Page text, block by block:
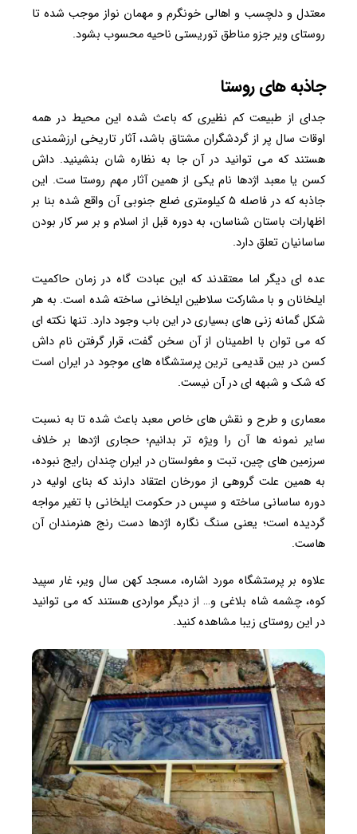
معتدل و دلچسب و اهالی خونگرم و مهمان نواز موجب شده تا
روستای ویر جزو مناطق توریستی ناحیه محسوب بشود.
جاذبه های روستا
جدای از طبیعت کم نظیری که باعث شده این محیط در همه
اوقات سال پر از گردشگران مشتاق باشد، آثار تاریخی ارزشمندی
هستند که می توانید در آن جا به نظاره شان بنشینید. داش
کسن یا معبد اژدها نام یکی از همین آثار مهم روستا ست. این
جاذبه که در فاصله ۵ کیلومتری ضلع جنوبی آن واقع شده بنا بر
اظهارات باستان شناسان، به دوره قبل از اسلام و بر سر کار بودن
ساسانیان تعلق دارد.
عده ای دیگر اما معتقدند که این عبادت گاه در زمان حاکمیت
ایلخانان و با مشارکت سلاطین ایلخانی ساخته شده است. به هر
شکل گمانه زنی های بسیاری در این باب وجود دارد. تنها نکته ای
که می توان با اطمینان از آن سخن گفت، قرار گرفتن نام داش
کسن در بین قدیمی ترین پرستشگاه های موجود در ایران است
که شک و شبهه ای در آن نیست.
معماری و طرح و نقش های خاص معبد باعث شده تا به نسبت
سایر نمونه ها آن را ویژه تر بدانیم؛ حجاری اژدها بر خلاف
سرزمین های چین، تبت و مغولستان در ایران چندان رایج نبوده،
به همین علت گروهی از مورخان اعتقاد دارند که بنای اولیه در
دوره ساسانی ساخته و سپس در حکومت ایلخانی با تغیر مواجه
گردیده است؛ یعنی سنگ نگاره اژدها دست رنج هنرمندان آن
هاست.
علاوه بر پرستشگاه مورد اشاره، مسجد کهن سال ویر، غار سپید
کوه، چشمه شاه بلاغی و… از دیگر مواردی هستند که می توانید
در این روستای زیبا مشاهده کنید.